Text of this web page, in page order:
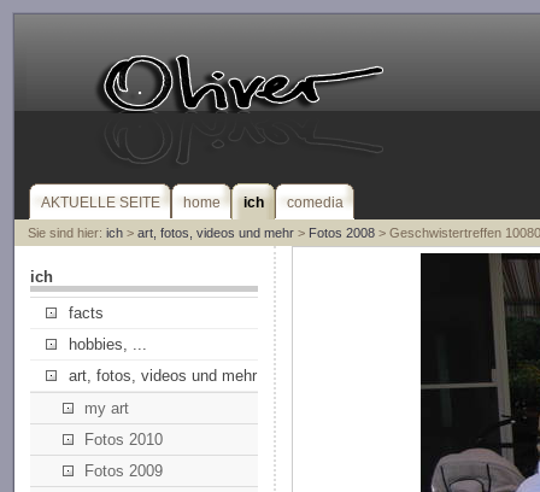
AKTUELLE SEITE home ich comedia
Sie sind hier: ich> art, fotos, videos und mehr> Fotos 2008> Geschwistertreffen
ich
facts
hobbies, ...
art, fotos, videos und mehr
my art
Fotos 2010
Fotos 2009